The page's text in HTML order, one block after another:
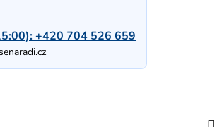
+420 704 526 659